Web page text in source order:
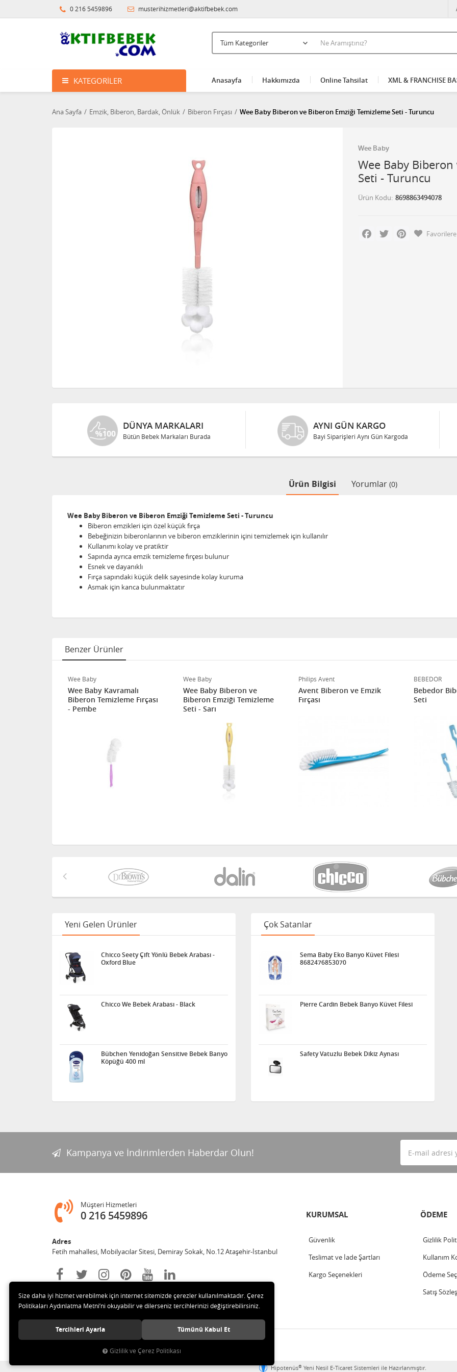
0 216 5459896 musterihizmetleri@aktifbebek.com
KATEGORILER Anasayfa Hakkımızda Online Tahsilat XML & FRANCHISE
Ana Sayfa Emzik, Biberon, Bardak, Önlük Biberon Fırçası Wee Baby Biberon ve Biberon Emziği Temizleme Seti - Turuncu
Wee Baby
Wee Baby
Seti - Turuncu
Ürün Kodu 8698863494078
Facebook
Twitter Pinterest
DÜNYA MARKALARI
Bütün Bebek Markaları Burada
AYNI GÜN KARGO
Bayi Siparişleri Aynı Gün Kargoda
Ürün Bilgisi Yorumlar (0)
Wee Baby Biberon ve Biberon Emziği Temizleme Seti - Turuncu
Biberon emzikleri için özel küçük fırça
Bebeğinizin biberonlarının ve biberon emziklerinin içini temizlemek için kullanılır
Kullanımı kolay ve pratiktir
Sapında ayrıca emzik temizleme fırçesı bulunur
Esnek ve dayanıklı
Fırça sapındaki küçük delik sayesinde kolay kuruma
Asmak için kanca bulunmaktatır
Benzer Ürünler
Wee Baby
Wee Baby Kavramalı
Biberon Temizleme Fırçası
- Pembe
Wee Baby
Wee Baby Biberon ve
Biberon Emziği Temizleme
Seti - Sarı
Philips Avent
Avent Biberon ve Emzik
Fırçası
BEBEDOR
Bebedor
Seti
Yeni Gelen Ürünler
Chicco Seety Çift Yönlü Bebek Arabası -
Oxford Blue
Chicco We Bebek Arabası - Black
Bübchen Yenidoğan Sensitive Bebek Banyo
Köpüğü 400 ml
Çok Satanlar
Sema Baby Eko Banyo Küvet Filesi
8682476853070
Pierre Cardin Bebek Banyo Küvet Filesi
Safety Vatuzlu Bebek Dikiz Aynası
Kampanya ve İndirimlerden Haberdar Olun!
Müşteri Hizmetleri
0 216 5459896
Adres
Fetih mahallesi, Mobilyacılar Sitesi, Demiray Sokak, No.12 Ataşehir-İstanbul
KURUMSAL
Güvenlik
Teslimat ve İade Şartları
Kargo Seçenekleri
ÖDEME
Gizlilik
Kullanım
Ödeme
Satış
© 2020 Leylek Mağazacılık Hizmetleri Ltd. Şti. Tüm hakları saklıdır.
Hipotenüs® Yeni Nesil E-Ticaret Sistemleri ile Hazırlanmıştır.
Size daha iyi hizmet verebilmek için internet sitemizde çerezler kullanılmaktadır. Çerez
Politikaları Aydınlatma Metni’ni okuyabilir ve dilerseniz tercihlerinizi değiştirebilirsiniz.
Tercihleri Ayarla Tümünü Kabul Et
Gizlilik ve Çerez Politikası